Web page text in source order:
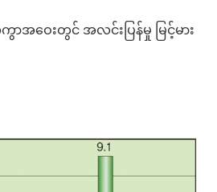
အဝေးတွင် အလင်းပြန်မှု မြင့်မား